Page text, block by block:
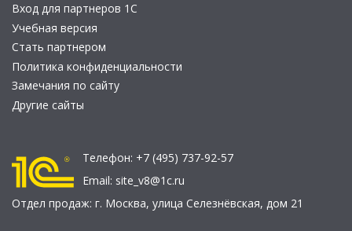
Вход для партнеров 1С
Учебная версия
Стать партнером
Политика конфиденциальности
Замечания по сайту
Другие сайты
Телефон: +7 (495) 737-92-57
Email: site_v8@1c.ru
Отдел продаж: г. Москва, улица Селезнёвская, дом 21